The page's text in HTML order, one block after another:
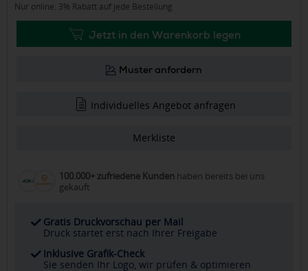
Nur online: 3% Rabatt auf jede Bestellung
Jetzt in den Warenkorb legen
Muster anfordern
Individuelles Angebot anfragen
Merkliste
100.000+ zufriedene Kunden haben bereits bei uns
gekauft
Gratis Druckvorschau per Mail
Druck startet erst nach Ihrer Freigabe
Inklusive Grafik-Check
Sie senden Ihr Logo, wir prüfen & optimieren